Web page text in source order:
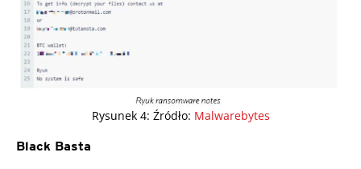
Rysunek 4: Źródło: Malwarebytes
Black Basta